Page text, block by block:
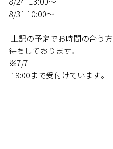
8/31 10:00〜
上記の予定でお時間の合う
待ちしております。
※7/7
19:00まで受付けています。